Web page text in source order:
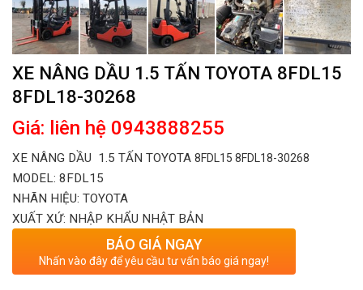
XE NÂNG DẦU 1.5 TẤN TOYOTA 8FDL15
8FDL18-30268
Giá: liên hệ 0943888255
XE NÂNG DẦU 1.5 TẤN TOYOTA 8FDL15 8FDL18-30268
MODEL: 8FDL15​
NHÃN HIỆU: TOYOTA
XUẤT XỨ: NHẬP KHẨU NHẬT BẢN
BÁO GIÁ NGAY
Nhấn vào đây để yêu cầu tư vấn báo giá ngay!